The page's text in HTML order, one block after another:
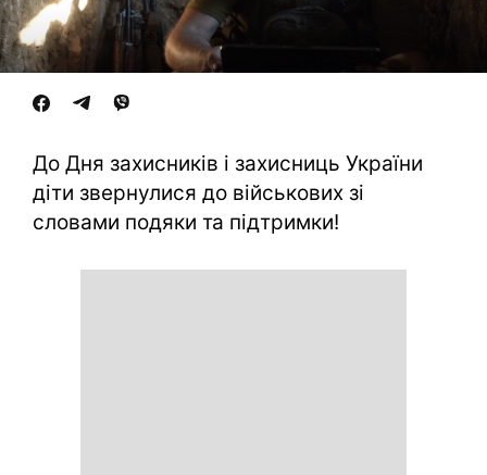
До Дня захисників і захисниць України
діти звернулися до військових зі
словами подяки та підтримки!